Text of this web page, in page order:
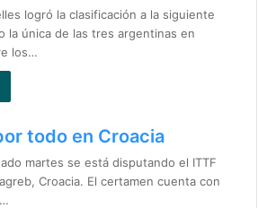
logró la clasificación a la siguiente
la única de las tres argentinas en
los…
todo en Croacia
martes se está disputando el ITTF
Croacia. El certamen cuenta con